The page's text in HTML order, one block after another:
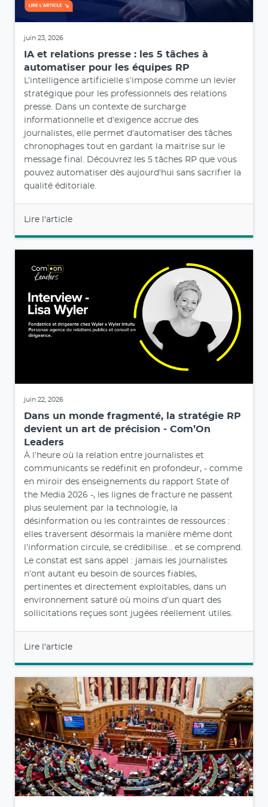
juin 23, 2026
IA et relations presse : les 5 tâches à
automatiser pour les équipes RP
L’intelligence artificielle s’impose comme un levier
stratégique pour les professionnels des relations
presse. Dans un contexte de surcharge
informationnelle et d’exigence accrue des
journalistes, elle permet d’automatiser des tâches
chronophages tout en gardant la maitrise sur le
message final. Découvrez les 5 tâches RP que vous
pouvez automatiser dès aujourd'hui sans sacrifier la
qualité éditoriale.
Lire l'article
juin 22, 2026
Dans un monde fragmenté, la stratégie RP
devient un art de précision - Com’On
Leaders
À l’heure où la relation entre journalistes et
communicants se redéfinit en profondeur, - comme
en miroir des enseignements du rapport State of
the Media 2026 -, les lignes de fracture ne passent
plus seulement par la technologie, la
désinformation ou les contraintes de ressources :
elles traversent désormais la manière même dont
l’information circule, se crédibilise… et se comprend.
Le constat est sans appel : jamais les journalistes
n’ont autant eu besoin de sources fiables,
pertinentes et directement exploitables, dans un
environnement saturé où moins d’un quart des
sollicitations reçues sont jugées réellement utiles.
Lire l'article